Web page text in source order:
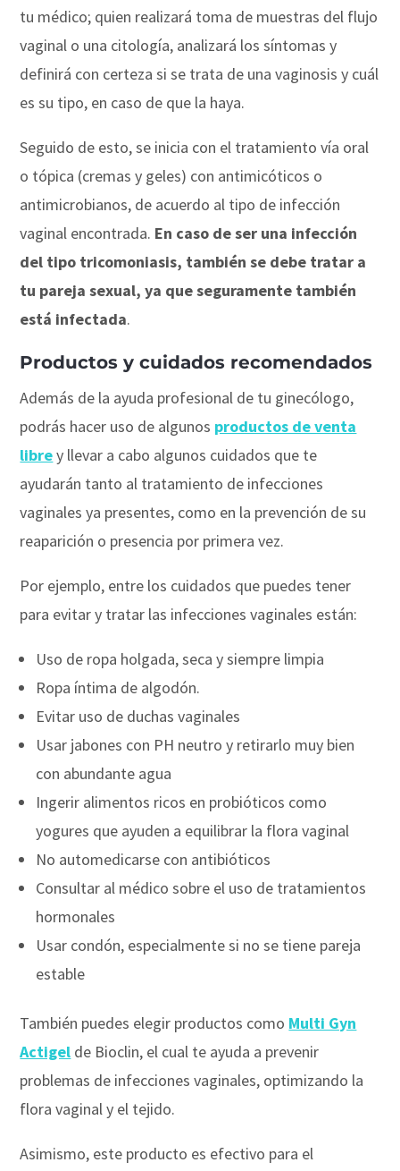
tu médico; quien realizará toma de muestras del flujo
vaginal o una citología, analizará los síntomas y
definirá con certeza si se trata de una vaginosis y cuál
es su tipo, en caso de que la haya.
Seguido de esto, se inicia con el tratamiento vía oral
o tópica (cremas y geles) con antimicóticos o
antimicrobianos, de acuerdo al tipo de infección
vaginal encontrada. En caso de ser una infección
del tipo tricomoniasis, también se debe tratar a
tu pareja sexual, ya que seguramente también
está infectada.
Productos y cuidados recomendados
Además de la ayuda profesional de tu ginecólogo,
podrás hacer uso de algunos productos de venta
librey llevar a cabo algunos cuidados que te
ayudarán tanto al tratamiento de infecciones
vaginales ya presentes, como en la prevención de su
reaparición o presencia por primera vez.
Por ejemplo, entre los cuidados que puedes tener
para evitar y tratar las infecciones vaginales están:
Uso de ropa holgada, seca y siempre limpia
Ropa íntima de algodón.
Evitar uso de duchas vaginales
Usar jabones con PH neutro y retirarlo muy bien
con abundante agua
Ingerir alimentos ricos en probióticos como
yogures que ayuden a equilibrar la flora vaginal
No automedicarse con antibióticos
Consultar al médico sobre el uso de tratamientos
hormonales
Usar condón, especialmente si no se tiene pareja
estable
También puedes elegir productos como Multi Gyn
Actigel de Bioclin, el cual te ayuda a prevenir
problemas de infecciones vaginales, optimizando la
flora vaginal y el tejido.
Asimismo, este producto es efectivo para el